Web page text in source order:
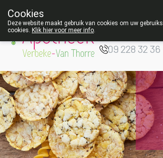
Apotheek
- Van Thorre
09 228 32 36
Cookies
Deze website maakt gebruik van cookies om uw
cookies. Klik hier voor meer info.